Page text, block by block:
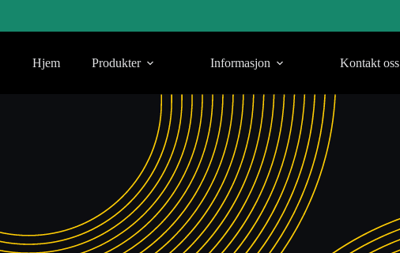
Hjem Produkter Informasjon Kontakt oss